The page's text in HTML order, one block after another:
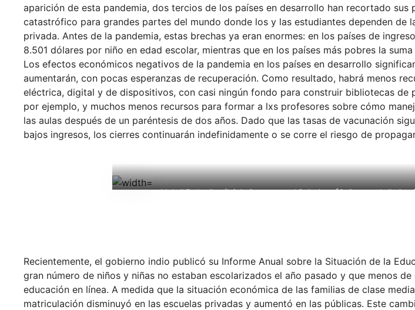
aparición de esta pandemia, dos tercios de los países en desarrollo han recortado sus
catastrófico para grandes partes del mundo donde los y las estudiantes dependen de
privada. Antes de la pandemia, estas brechas ya eran enormes: en los países de
8.501 dólares por niño en edad escolar, mientras que en los países más pobres la
Los efectos económicos negativos de la pandemia en los países en desarrollo
aumentarán, con pocas esperanzas de recuperación. Como resultado, habrá menos
eléctrica, digital y de dispositivos, con casi ningún fondo para construir bibliotecas de
por ejemplo, y muchos menos recursos para formar a lxs profesores sobre cómo
las aulas después de un paréntesis de dos años. Dado que las tasas de vacunación
bajos ingresos, los cierres continuarán indefinidamente o se corre el riesgo de
Mehdi Farhadian (Irán), Cannons and Ballerinas [Cañones y
Recientemente, el gobierno indio publicó su Informe Anual sobre la Situación de la
gran número de niños y niñas no estaban escolarizados el año pasado y que menos
educación en línea. A medida que la situación económica de las familias de clase
matriculación disminuyó en las escuelas privadas y aumentó en las públicas. Este